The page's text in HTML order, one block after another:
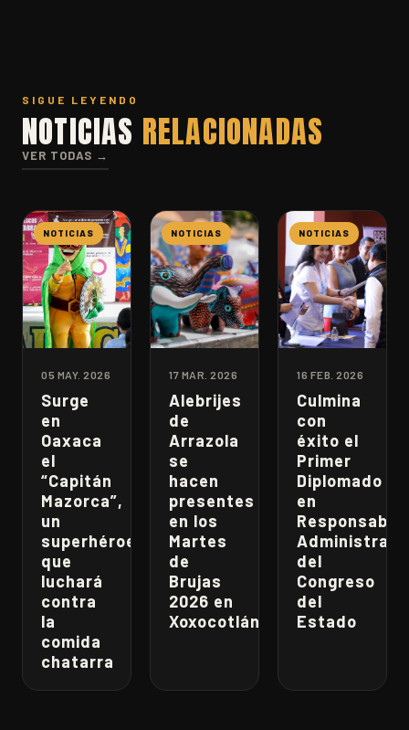
SIGUE LEYENDO
NOTICIAS RELACIONADAS
VER TODAS →
NOTICIAS
05 MAY. 2026
Surge
en
Oaxaca
el
“Capitán
Mazorca”,
un
superhéroe
que
luchará
contra
la
comida
chatarra
NOTICIAS
17 MAR. 2026
Alebrijes
de
Arrazola
se
hacen
presentes
en los
Martes
de
Brujas
2026 en
Xoxocotlán
NOTICIAS
16 FEB. 2026
Culmina
con
éxito el
Primer
Diplomado
en
del
Congreso
del
Estado